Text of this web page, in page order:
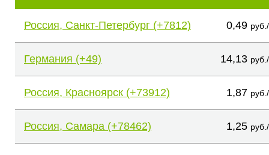
Россия, Санкт-Петербург (+7812) 0,49
Германия (+49) 14,13
Россия, Красноярск (+73912) 1,87
Россия, Самара (+78462) 1,25